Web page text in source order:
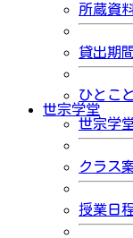
所蔵資
貸出期
ひとこ
世宗学堂
世宗学
クラス
授業日